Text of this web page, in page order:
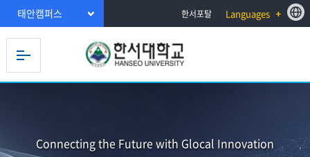
태안캠퍼스 한서포탈 Languages
Connecting the Future with Glocal Innovation